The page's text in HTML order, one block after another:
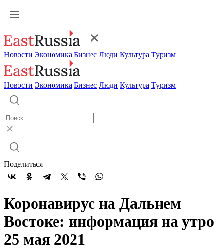
Новости Экономика Бизнес Люди Культура Туризм
Новости Экономика Бизнес Люди Культура Туризм
Поделиться
Коронавирус на Дальнем
Востоке: информация на утро
25 мая 2021